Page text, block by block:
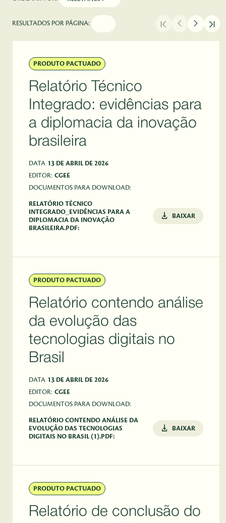
RESULTADOS POR PÁGINA:
PRODUTO PACTUADO
Relatório Técnico
Integrado: evidências para
a diplomacia da inovação
brasileira
DATA 13 DE ABRIL DE 2026
EDITOR: CGEE
DOCUMENTOS PARA DOWNLOAD:
RELATÓRIO TÉCNICO
INTEGRADO_EVIDÊNCIAS PARA A
DIPLOMACIA DA INOVAÇÃO
BRASILEIRA.PDF:
BAIXAR
PRODUTO PACTUADO
Relatório contendo análise
da evolução das
tecnologias digitais no
Brasil
DATA 13 DE ABRIL DE 2026
EDITOR: CGEE
DOCUMENTOS PARA DOWNLOAD:
RELATÓRIO CONTENDO ANÁLISE DA
EVOLUÇÃO DAS TECNOLOGIAS
DIGITAIS NO BRASIL (1).PDF:
BAIXAR
PRODUTO PACTUADO
Relatório de conclusão do